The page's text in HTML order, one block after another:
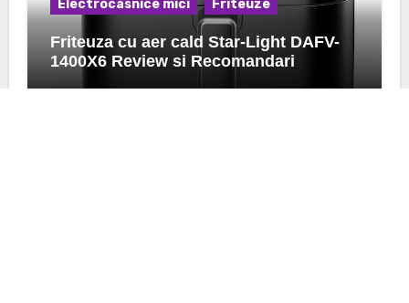
Electrocasnice mici Friteuze
Friteuza cu aer cald Star-Light DAFV-
1400X6 Review si Recomandari